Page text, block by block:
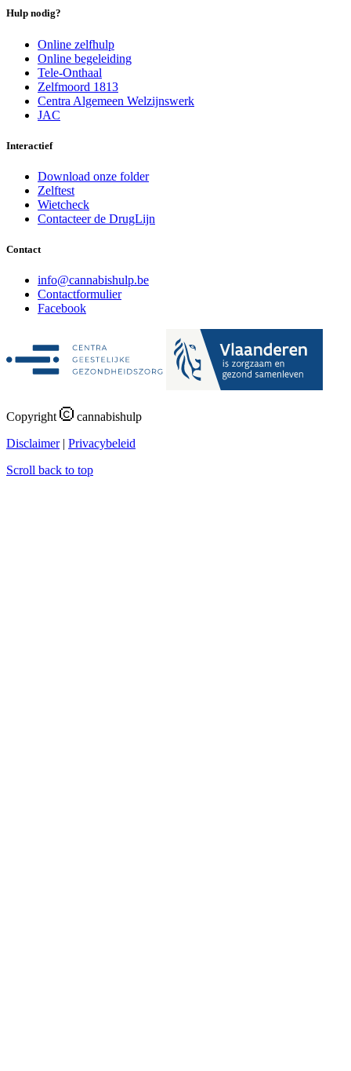
Hulp nodig?
Online zelfhulp
Online begeleiding
Tele-Onthaal
Zelfmoord 1813
Centra Algemeen Welzijnswerk
JAC
Interactief
Download onze folder
Zelftest
Wietcheck
Contacteer de DrugLijn
Contact
info@cannabishulp.be
Contactformulier
Facebook
Copyright
cannabishulp
Disclaimer| Privacybeleid
Scroll back to top